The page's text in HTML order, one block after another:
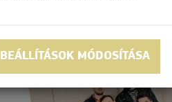
BEÁLLÍTÁSOK MÓDOSÍTÁSA